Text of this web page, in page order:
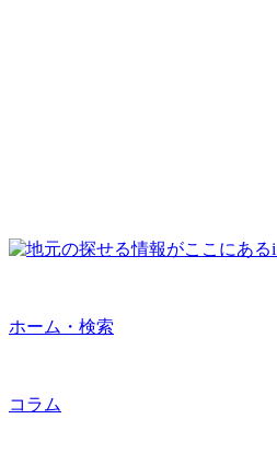
ホーム・検索
コラム